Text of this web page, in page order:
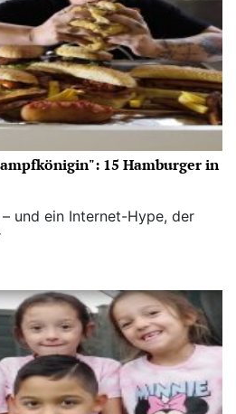
15 Hamburger in
– und ein Internet-Hype, der